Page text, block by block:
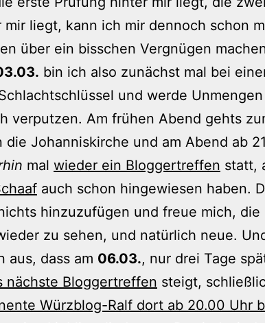
mir liegt, kann ich mir dennoch schon
über ein bisschen Vergnügen
bin ich also zunächst mal bei
und werde Unmengen
verputzen. Am frühen Abend gehts
die Johanniskirche und am Abend ab
mal wieder ein Bloggertreffen statt,
auch schon hingewiesen haben.
hinzuzufügen und freue mich, die
zu sehen, und natürlich neue.
aus, dass am 06.03., nur drei Tage
nächste Bloggertreffen steigt,
Würzblog-Ralf dort ab 20.00 Uhr